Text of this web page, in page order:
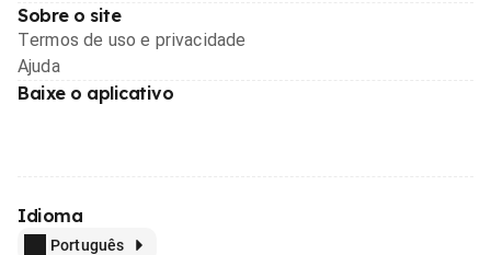
Sobre o site
Termos de uso e privacidade
Ajuda
Baixe o aplicativo
Idioma
Português